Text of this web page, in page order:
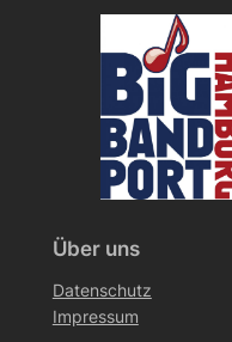
Über uns
Datenschutz
Impressum